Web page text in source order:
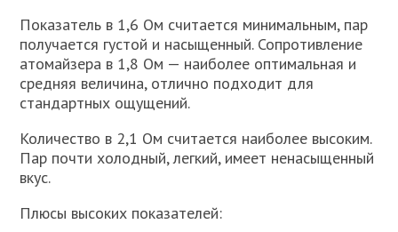
Показатель в 1,6 Ом считается минимальным, пар
получается густой и насыщенный. Сопротивление
атомайзера в 1,8 Ом — наиболее оптимальная и
средняя величина, отлично подходит для
стандартных ощущений.
Количество в 2,1 Ом считается наиболее высоким.
Пар почти холодный, легкий, имеет ненасыщенный
вкус.
Плюсы высоких показателей: